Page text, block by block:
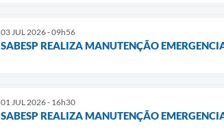
03 JUL 2026 - 09h56
SABESP REALIZA MANUTENÇÃO
01 JUL 2026 - 16h30
SABESP REALIZA MANUTENÇÃO